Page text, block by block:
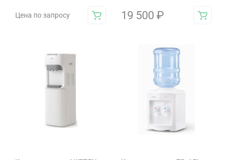
Цена по запросу 19 500 ₽